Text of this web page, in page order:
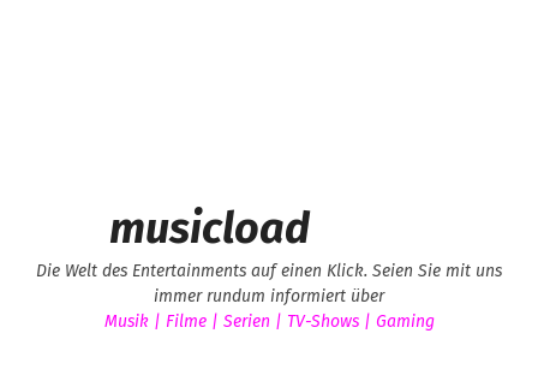
musicload
Die Welt des Entertainments auf einen Klick. Seien Sie mit uns
immer rundum informiert über
Musik | Filme | Serien | TV-Shows | Gaming